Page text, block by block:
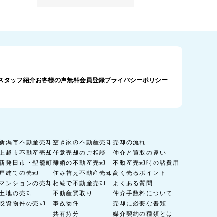
タッフ紹介お客様の声無料会員登録プライバシーポリシー
潟市不動産売却
越市不動産売却
発田市・聖籠町
建ての売却
ンションの売却
地の売却
資物件の売却
空き家の不動産売却
任意売却のご相談
離婚の不動産売却
住み替え不動産売却
相続で不動産売却
不動産買取り
事故物件
共有持分
売却の流れ
仲介と買取の違い
不動産売却時の諸費用
高く売るポイント
よくある質問
仲介手数料について
売却に必要な書類
媒介契約の種類とは